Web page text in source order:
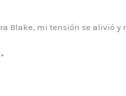
Blake, mi tensión se alivió y